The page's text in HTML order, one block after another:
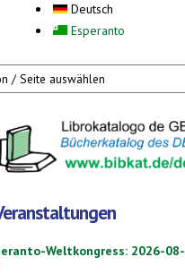
Deutsch
Esperanto
Weltkongress: 2026-08-